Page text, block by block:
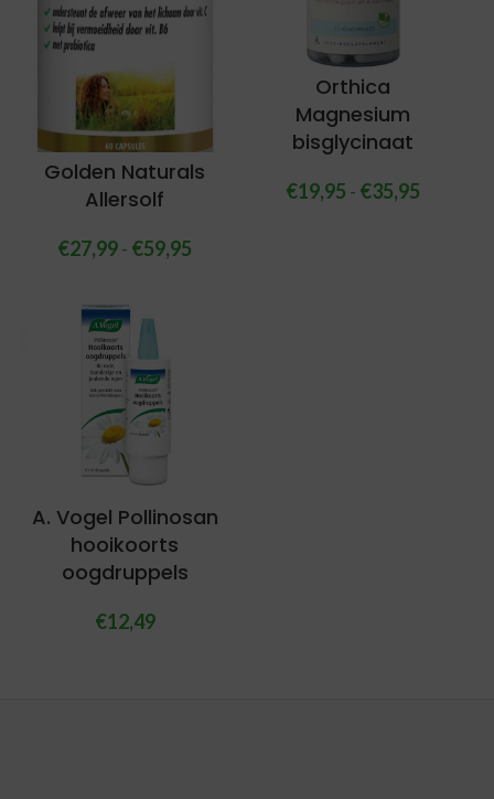
Golden Naturals
Allersolf
€27,99- €59,95
Orthica
Magnesium
bisglycinaat
€19,95 - €35,95
A. Vogel Pollinosan
hooikoorts
oogdruppels
€12,49